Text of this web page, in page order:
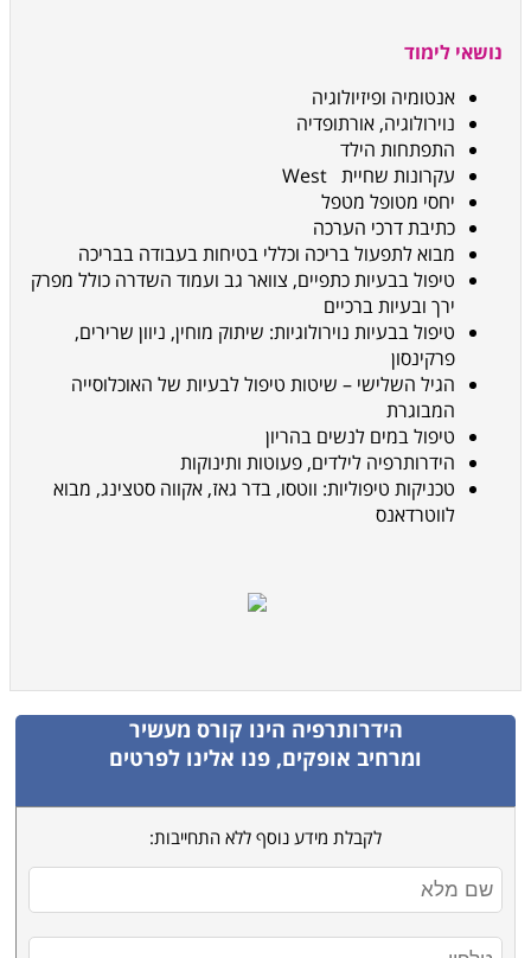
נושאי לימוד
אנטומיה ופיזיולוגיה
נוירולוגיה, אורתופדיה
התפתחות הילד
עקרונות שחיית West
יחסי מטופל מטפל
כתיבת דרכי הערכה
מבוא לתפעול בריכה וכללי בטיחות בעבודה בבריכה
טיפול בבעיות כתפיים, צוואר גב ועמוד השדרה כולל מפרק
ירך ובעיות ברכיים
טיפול בבעיות נוירולוגיות: שיתוק מוחין, ניוון שרירים,
פרקינסון
הגיל השלישי – שיטות טיפול לבעיות של האוכלוסייה
המבוגרת
טיפול במים לנשים בהריון
הידרותרפיה לילדים, פעוטות ותינוקות
טכניקות טיפוליות: ווטסו, בדר גאז, אקווה סטצינג, מבוא
לווטרדאנס
הידרותרפיה הינו קורס מעשיר
ומרחיב אופקים, פנו אלינו לפרטים
לקבלת מידע נוסף ללא התחייבות: